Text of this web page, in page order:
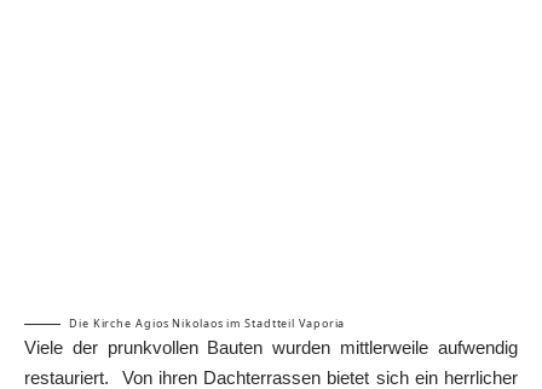
Die Kirche Agios Nikolaos im Stadtteil Vaporia
Viele der prunkvollen Bauten wurden mittlerweile aufwendig
restauriert. Von ihren Dachterrassen bietet sich ein herrlicher